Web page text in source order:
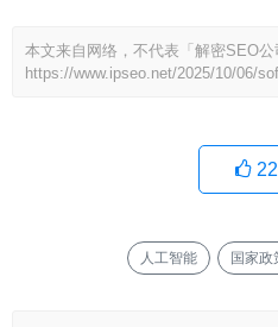
本文来自网络，不代表「解密SEO公
https://www.ipseo.net/2025/10/06/
22
人工智能 国家政